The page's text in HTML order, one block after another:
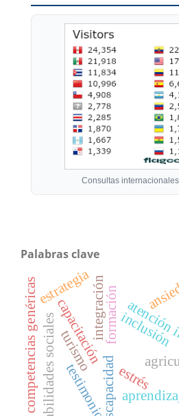
Consultas
Palabras clave
formacióninclusión
discapacidad
capacitación
estrés
turismo
habilidades sociales
integración
competencias genéricasestrategia
testimonio